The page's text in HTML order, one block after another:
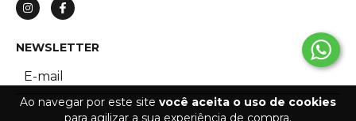
Ao navegar por este site você aceita o uso de cookies
para agilizar a sua experiência de compra.
NEWSLETTER